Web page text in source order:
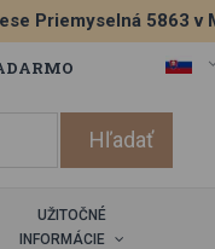
Priemyselná 5863 v
UŽITOČNÉ
INFORMÁCIE